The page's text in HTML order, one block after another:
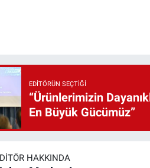
EDITÖRÜN SEÇTIĞI
“Ürünlerimizin
En Büyük Gücümüz”
HAKKINDA